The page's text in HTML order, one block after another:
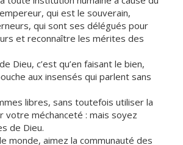
qui est le souverain,
qui sont ses délégués pour
et reconnaître les mérites des
Dieu, c’est qu’en faisant le bien,
aux insensés qui parlent sans
libres, sans toutefois utiliser la
votre méchanceté : mais soyez
de Dieu.
monde, aimez la communauté des